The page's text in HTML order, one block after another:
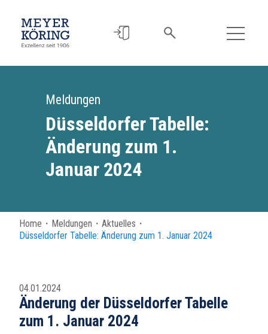
Meldungen
Düsseldorfer Tabelle:
Änderung zum 1.
Januar 2024
Home ・ Meldungen ・ Aktuelles ・
Düsseldorfer Tabelle: Änderung zum 1. Januar 2024
04.01.2024
Änderung der Düsseldorfer Tabelle
zum 1. Januar 2024